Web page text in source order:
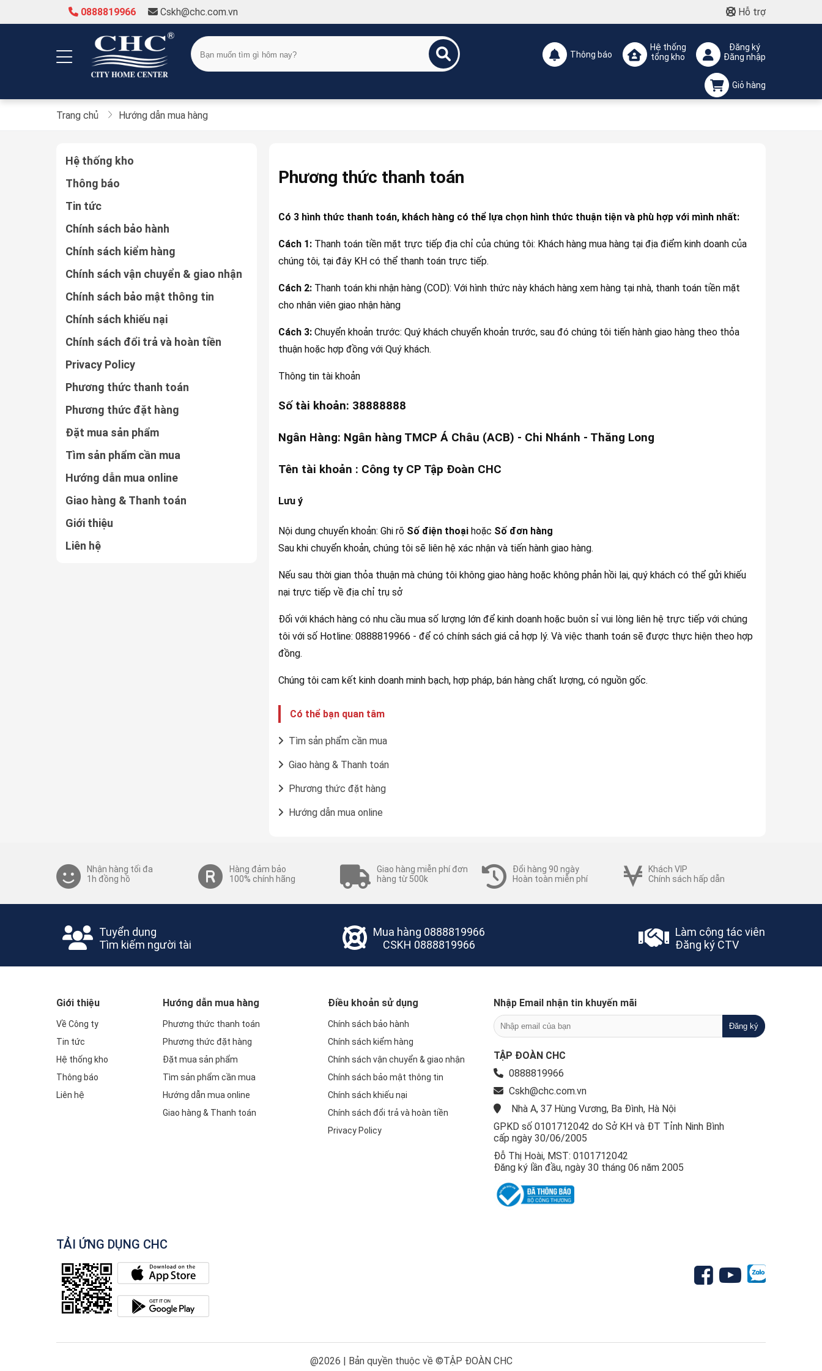
0888819966 Cskh@chc.com.vn Hỗ trợ
Đăng ký
Đăng nhập
Hệ thống
tổng kho
Thông báo
Giỏ hàng
Trang chủ Hướng dẫn mua hàng
Hệ thống kho
Thông báo
Tin tức
Chính sách bảo hành
Chính sách kiểm hàng
Chính sách vận chuyển & giao nhận
Chính sách bảo mật thông tin
Chính sách khiếu nại
Chính sách đổi trả và hoàn tiền
Privacy Policy
Phương thức thanh toán
Phương thức đặt hàng
Đặt mua sản phẩm
Tìm sản phẩm cần mua
Hướng dẫn mua online
Giao hàng & Thanh toán
Giới thiệu
Liên hệ
Phương thức thanh toán
Có 3 hình thức thanh toán, khách hàng có thể lựa chọn hình thức thuận tiện và phù hợp với mình nhất:
Cách 1: Thanh toán tiền mặt trực tiếp địa chỉ của chúng tôi: Khách hàng mua hàng tại địa điểm kinh doanh của
chúng tôi, tại đây KH có thể thanh toán trực tiếp.
Cách 2: Thanh toán khi nhận hàng (COD): Với hình thức này khách hàng xem hàng tại nhà, thanh toán tiền mặt
cho nhân viên giao nhận hàng
Cách 3: Chuyển khoản trước: Quý khách chuyển khoản trước, sau đó chúng tôi tiến hành giao hàng theo thỏa
thuận hoặc hợp đồng với Quý khách.
Thông tin tài khoản
Số tài khoản: 38888888
Ngân Hàng: Ngân hàng TMCP Á Châu (ACB) - Chi Nhánh - Thăng Long
Tên tài khoản : Công ty CP Tập Đoàn CHC
Lưu ý
Nội dung chuyển khoản: Ghi rõ Số điện thoại hoặc Số đơn hàng
Sau khi chuyển khoản, chúng tôi sẽ liên hệ xác nhận và tiến hành giao hàng.
Nếu sau thời gian thỏa thuận mà chúng tôi không giao hàng hoặc không phản hồi lại, quý khách có thể gửi khiếu
nại trực tiếp về địa chỉ trụ sở
Đối với khách hàng có nhu cầu mua số lượng lớn để kinh doanh hoặc buôn sỉ vui lòng liên hệ trực tiếp với chúng
tôi với số Hotline: 0888819966 - để có chính sách giá cả hợp lý. Và việc thanh toán sẽ được thực hiện theo hợp
đồng.
Chúng tôi cam kết kinh doanh minh bạch, hợp pháp, bán hàng chất lượng, có nguồn gốc.
Có thể bạn quan tâm
Tìm sản phẩm cần mua
Giao hàng & Thanh toán
Phương thức đặt hàng
Hướng dẫn mua online
Nhận hàng tối đa
1h đồng hồ
Hàng đảm bảo
100% chính hãng
Giao hàng miễn phí đơn
hàng từ 500k
Đổi hàng 90 ngày
Hoàn toàn miễn phí
Khách VIP
Chính sách hấp dẫn
Tuyển dụng
Tìm kiếm người tài
Mua hàng 0888819966
CSKH 0888819966
Làm cộng tác viên
Đăng ký CTV
Giới thiệu
Về Công ty
Tin tức
Hệ thống kho
Thông báo
Liên hệ
Hướng dẫn mua hàng
Phương thức thanh toán
Phương thức đặt hàng
Đặt mua sản phẩm
Tìm sản phẩm cần mua
Hướng dẫn mua online
Giao hàng & Thanh toán
Điều khoản sử dụng
Chính sách bảo hành
Chính sách kiểm hàng
Chính sách vận chuyển & giao nhận
Chính sách bảo mật thông tin
Chính sách khiếu nại
Chính sách đổi trả và hoàn tiền
Privacy Policy
Nhập Email nhận tin khuyến mãi
TẬP ĐOÀN CHC
0888819966
Cskh@chc.com.vn
Nhà A, 37 Hùng Vương, Ba Đình, Hà Nội
GPKD số 0101712042 do Sở KH và ĐT Tỉnh Ninh Bình
cấp ngày 30/06/2005
Đỗ Thị Hoài, MST: 0101712042
Đăng ký lần đầu, ngày 30 tháng 06 năm 2005
TẢI ỨNG DỤNG CHC
@2026 | Bản quyền thuộc về ©TẬP ĐOÀN CHC